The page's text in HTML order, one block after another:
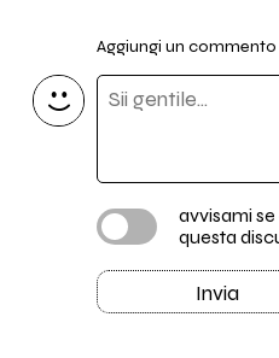
Aggiungi un commento
avvisami
questa
Invia